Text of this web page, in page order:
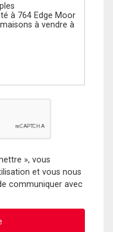
», vous
et vous nous
communiquer avec